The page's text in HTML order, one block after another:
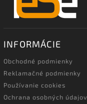
INFORMÁCIE
Obchodné podmienky
Reklamačné podmienky
Používanie cookies
Ochrana osobných údajov